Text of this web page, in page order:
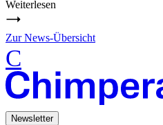
Weiterlesen
Zur News-Übersicht
C
Newsletter